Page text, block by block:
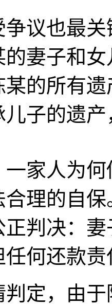
争议也最
的妻子和
某的所有
儿子的遗
家人为
理的自
正判决：
何还款责
判定，由